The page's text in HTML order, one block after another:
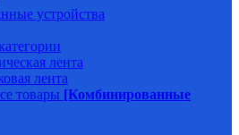
устройства
лента
лента
товары [Комбинированные